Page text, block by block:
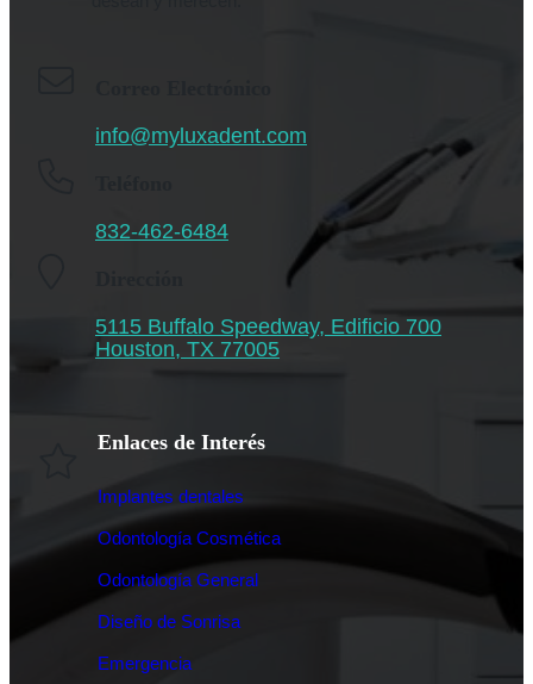
info@myluxadent.com
832-462-6484
5115 Buffalo Speedway, Edificio 700
Houston, TX 77005
Enlaces de Interés
Implantes dentales
Odontología Cosmética
Odontología General
Diseño de Sonrisa
Emergencia